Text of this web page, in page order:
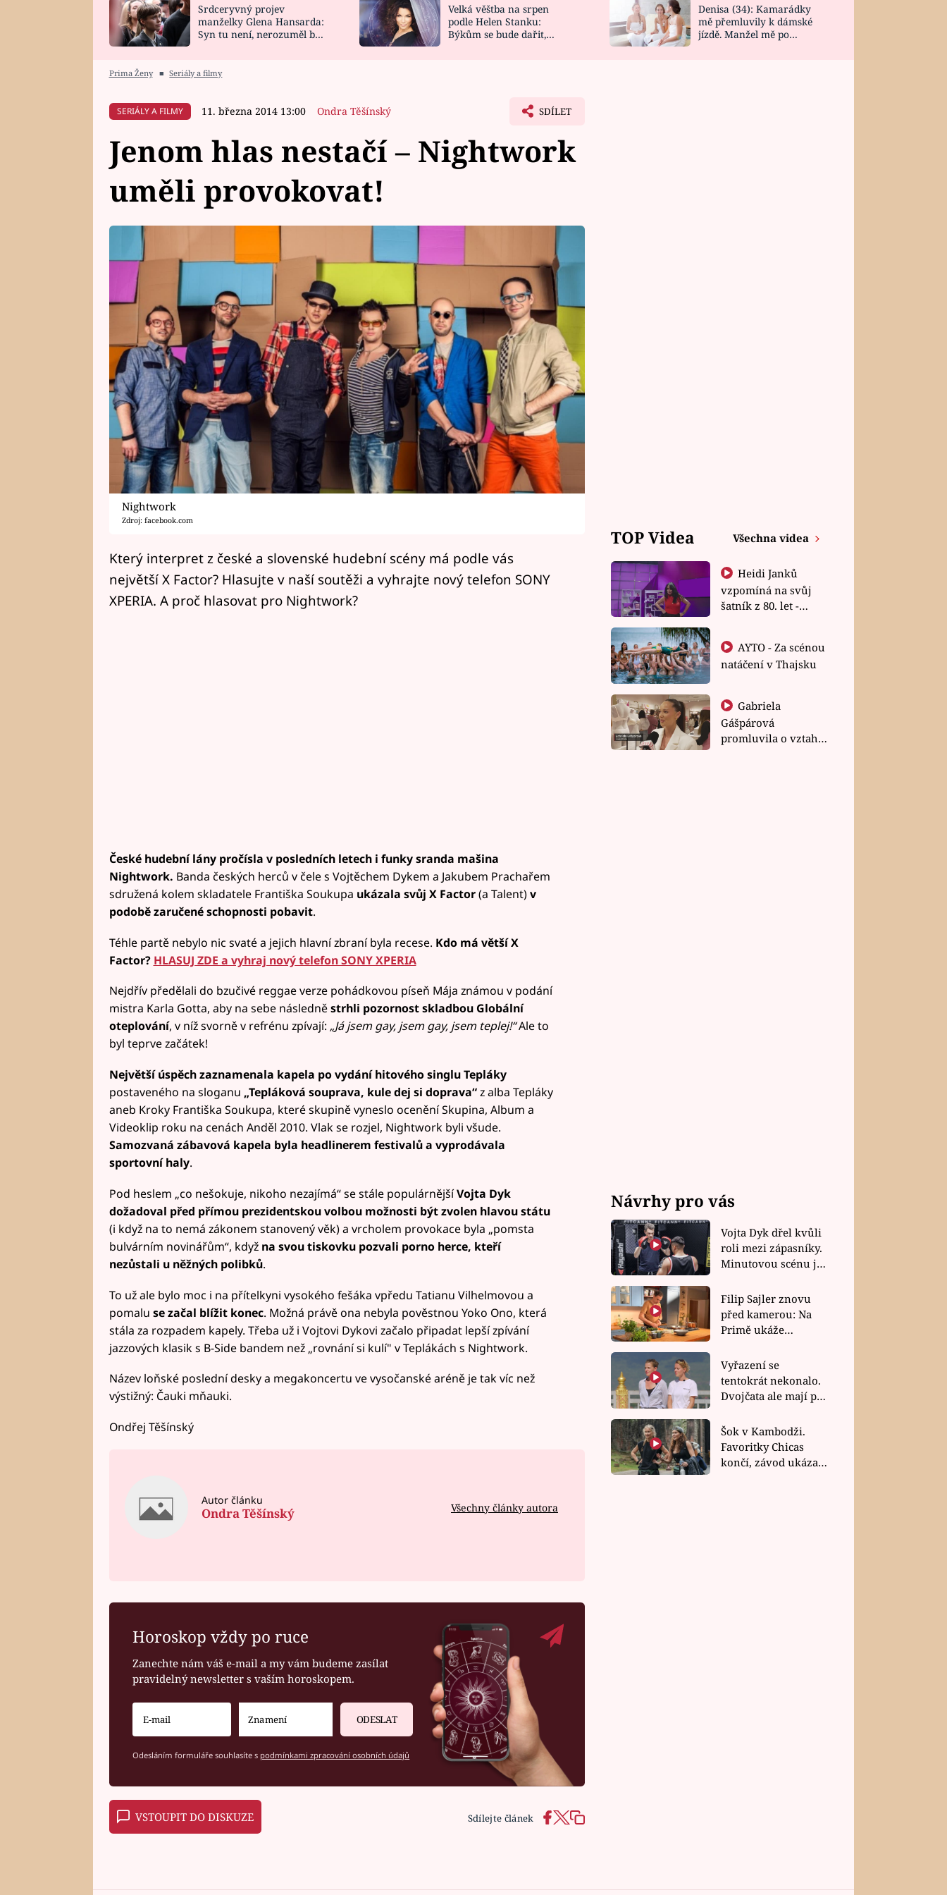
HOROSKOP NA
CELEBRITY
VAŘENÍ
NOVINKY
VIDEORECEPTY
DESIGN
Srdceryvný projev
manželky Glena Hansarda:
Syn tu není, nerozuměl by
Velká věštba na srpen
podle Helen Stanku:
Býkům se bude dařit,
Denisa (34): Kamarádky
mě přemluvily k dámské
jízdě. Manžel mě po
Prima Ženy ■ Seriály a filmy
SERIÁLY A FILMY 11. března 2014 13:00 Ondra Těšínský SDÍLET
Jenom hlas nestačí – Nightwork
uměli provokovat!
Nightwork
Zdroj: facebook.com
Který interpret z české a slovenské hudební scény má podle vás
největší X Factor? Hlasujte v naší soutěži a vyhrajte nový telefon SONY
XPERIA. A proč hlasovat pro Nightwork?
České hudební lány pročísla v posledních letech i funky sranda mašina
Nightwork. Banda českých herců v čele s Vojtěchem Dykem a Jakubem Prachařem
sdružená kolem skladatele Františka Soukupa ukázala svůj X Factor(a Talent)v
podobě zaručené schopnosti pobavit.
Téhle partě nebylo nic svaté a jejich hlavní zbraní byla recese. Kdo má větší X
Factor? HLASUJ ZDE a vyhraj nový telefon SONY XPERIA
Nejdřív předělali do bzučivé reggae verze pohádkovou píseň Mája známou v podání
mistra Karla Gotta, aby na sebe následněstrhli pozornost skladbou Globální
oteplování, v níž svorně v refrénu zpívají: „Já jsem gay, jsem gay, jsem teplej!“Ale to
byl teprve začátek!
Největší úspěch zaznamenala kapela po vydání hitového singlu Tepláky
postaveného na sloganu „Tepláková souprava, kule dej si doprava“z alba Tepláky
aneb Kroky Františka Soukupa, které skupině vyneslo ocenění Skupina, Album a
Videoklip roku na cenách Anděl 2010. Vlak se rozjel, Nightwork byli všude.
Samozvaná zábavová kapela byla headlinerem festivalů a vyprodávala
sportovní haly.
Pod heslem „co nešokuje, nikoho nezajímá“ se stále populárnějšíVojta Dyk
dožadoval před přímou prezidentskou volbou možnosti být zvolen hlavou státu
(i když na to nemá zákonem stanovený věk) a vrcholem provokace byla „pomsta
bulvárním novinářům“, kdyžna svou tiskovku pozvali porno herce, kteří
nezůstali u něžných polibků.
To už ale bylo moc i na přítelkyni vysokého fešáka vpředu Tatianu Vilhelmovou a
pomalu se začal blížit konec. Možná právě ona nebyla pověstnou Yoko Ono, která
stála za rozpadem kapely. Třeba už i Vojtovi Dykovi začalo připadat lepší zpívání
jazzových klasik s B-Side bandem než „rovnání si kulí" v Teplákách s Nightwork.
Název loňské poslední desky a megakoncertu ve vysočanské aréně je tak víc než
výstižný: Čauki mňauki.
Ondřej Těšínský
Autor článku
Ondra Těšínský Všechny články autora
Horoskop vždy po ruce
Zanechte nám váš e-mail a my vám budeme zasílat
pravidelný newsletter s vaším horoskopem.
ODESLAT
Odesláním formuláře souhlasíte s podmínkami zpracování osobních údajů
VSTOUPIT DO DISKUZE Sdílejte článek
TOP Videa Všechna videa
Heidi Janků
vzpomíná na svůj
šatník z 80. let -
natáčení v Thajsku
Gabriela
Gášpárová
promluvila o vztahu
Návrhy pro vás
Vojta Dyk dřel kvůli
roli mezi zápasníky.
Minutovou scénu jel
Filip Sajler znovu
před kamerou: Na
Primě ukáže
rychlé recepty
Vyřazení se
tentokrát nekonalo.
Dvojčata ale mají po
závodu nůž na krku
Šok v Kambodži.
Favoritky Chicas
končí, závod ukázal